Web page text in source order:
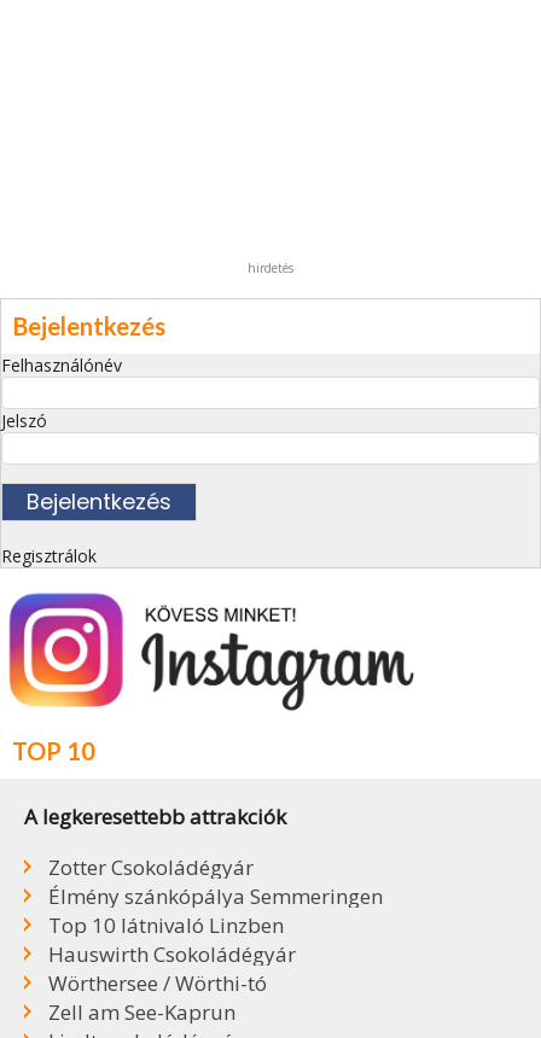
hirdetés
Bejelentkezés
Felhasználónév
Jelszó
Regisztrálok
TOP 10
A legkeresettebb attrakciók
Zotter Csokoládégyár
Élmény szánkópálya Semmeringen
Top 10 látnivaló Linzben
Hauswirth Csokoládégyár
Wörthersee / Wörthi-tó
Zell am See-Kaprun